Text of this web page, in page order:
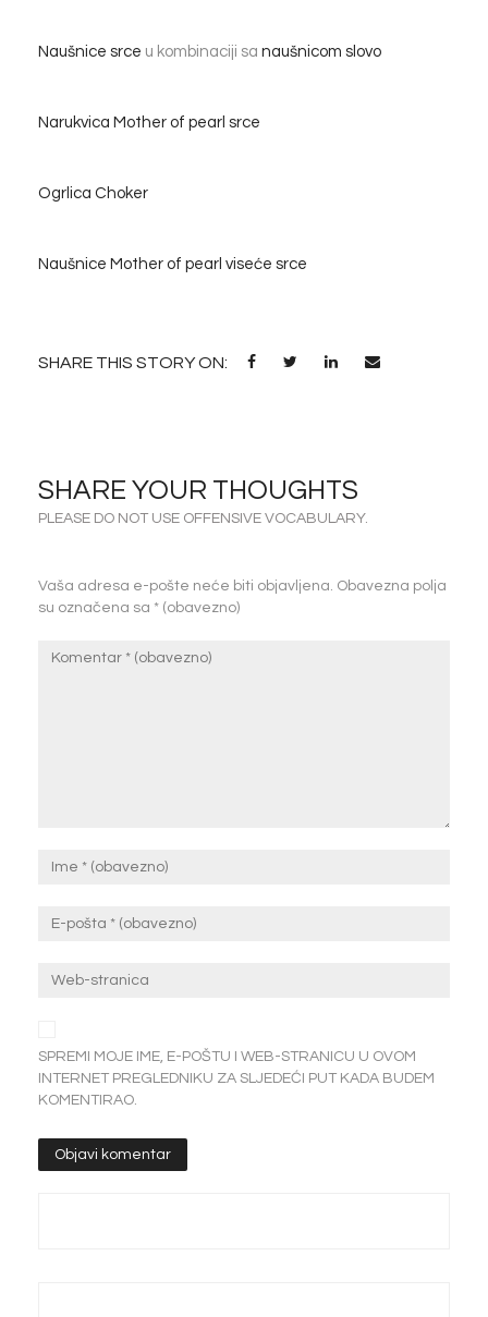
Naušnice srce u kombinaciji sa naušnicom slovo
Narukvica Mother of pearl srce
Ogrlica Choker
Naušnice Mother of pearl viseće srce
SHARE THIS STORY ON:
SHARE YOUR THOUGHTS
PLEASE DO NOT USE OFFENSIVE VOCABULARY.
Vaša adresa e-pošte neće biti objavljena. Obavezna polja
su označena sa * (obavezno)
SPREMI MOJE IME, E-POŠTU I WEB-STRANICU U OVOM
INTERNET PREGLEDNIKU ZA SLJEDEĆI PUT KADA BUDEM
KOMENTIRAO.